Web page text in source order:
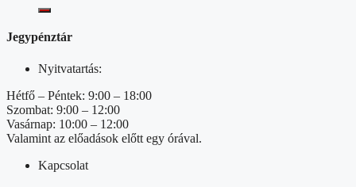
Jegypénztár
Nyitvatartás:
Hétfő – Péntek: 9:00 – 18:00
Szombat: 9:00 – 12:00
Vasárnap: 10:00 – 12:00
Valamint az előadások előtt egy órával.
Kapcsolat